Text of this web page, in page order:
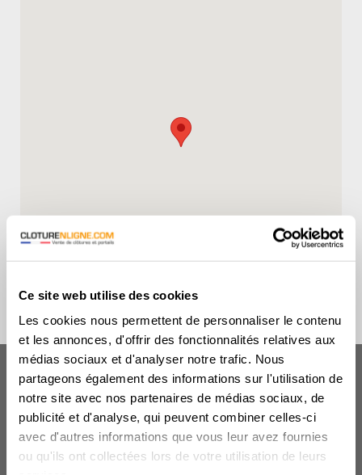
Ce site web utilise des cookies
Les cookies nous permettent de personnaliser le contenu
et les annonces, d'offrir des fonctionnalités relatives aux
médias sociaux et d'analyser notre trafic. Nous
partageons également des informations sur l'utilisation de
notre site avec nos partenaires de médias sociaux, de
publicité et d'analyse, qui peuvent combiner celles-ci
avec d'autres informations que vous leur avez fournies
ou qu'ils ont collectées lors de votre utilisation de leurs
Nous contacter
Particulier Professionnel
Prénom*: